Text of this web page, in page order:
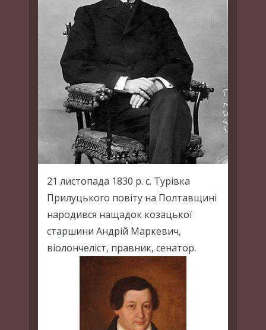
21 листопада 1830 р. с. Турівка
Прилуцького повіту на Полтавщині
народився нащадок козацької
старшини Андрій Маркевич,
віолончеліст, правник, сенатор.